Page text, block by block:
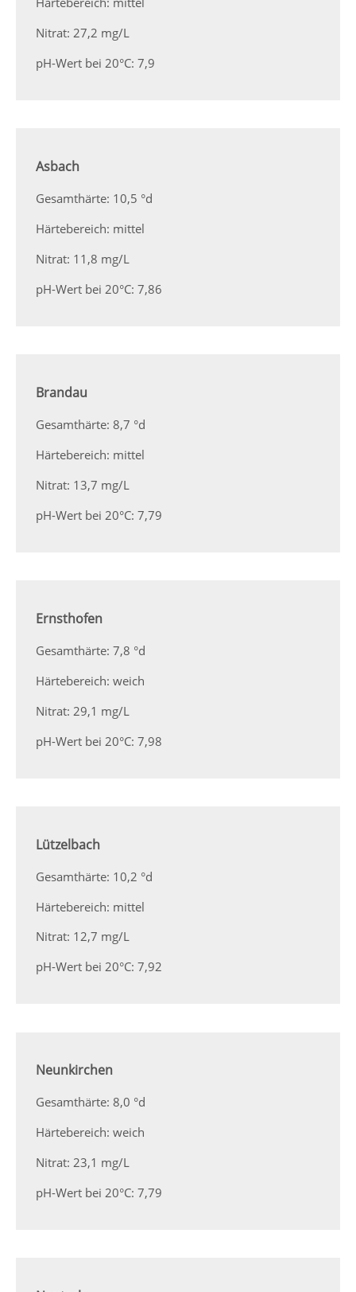
Nitrat: 27,2 mg/L
pH-Wert bei 20°C: 7,9
Asbach
Gesamthärte: 10,5 °d
Härtebereich: mittel
Nitrat: 11,8 mg/L
pH-Wert bei 20°C: 7,86
Brandau
Gesamthärte: 8,7 °d
Härtebereich: mittel
Nitrat: 13,7 mg/L
pH-Wert bei 20°C: 7,79
Ernsthofen
Gesamthärte: 7,8 °d
Härtebereich: weich
Nitrat: 29,1 mg/L
pH-Wert bei 20°C: 7,98
Lützelbach
Gesamthärte: 10,2 °d
Härtebereich: mittel
Nitrat: 12,7 mg/L
pH-Wert bei 20°C: 7,92
Neunkirchen
Gesamthärte: 8,0 °d
Härtebereich: weich
Nitrat: 23,1 mg/L
pH-Wert bei 20°C: 7,79